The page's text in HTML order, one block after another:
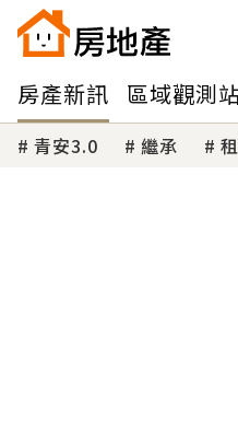
房產新訊 區域觀測站
青安3.0 繼承